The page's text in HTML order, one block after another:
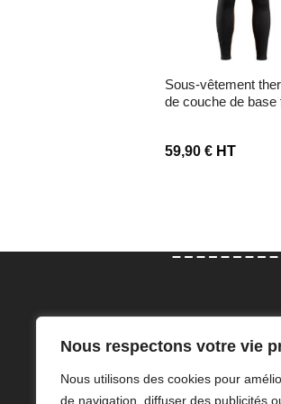
Nous respectons votre vie
Nous utilisons des cookies pour
de navigation, diffuser des publicités
sous-vêtement thermique
de couche de base
59,90 €HT
vous accompagner dans le